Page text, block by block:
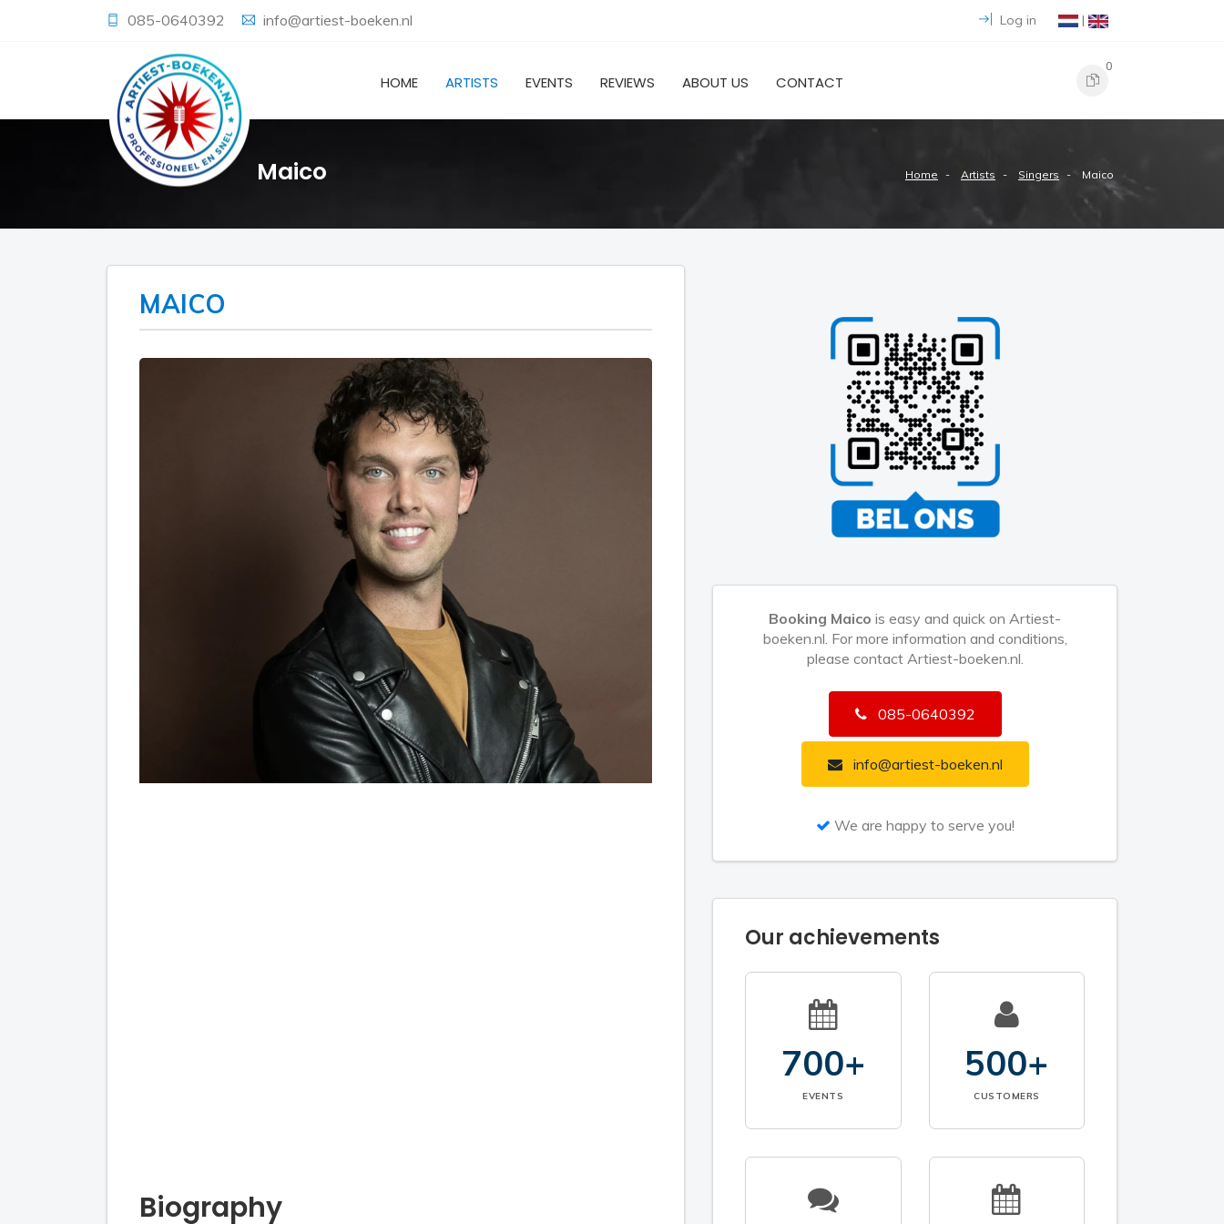
085-0640392 info@artiest-boeken.nl Log in |
HOME ARTISTS EVENTS REVIEWS ABOUT US CONTACT
0
Maico Home Artists Singers Maico
MAICO
Biography
Booking Maico is easy and quick on Artiest-
boeken.nl. For more information and conditions,
please contact Artiest-boeken.nl.
085-0640392
info@artiest-boeken.nl
We are happy to serve you!
Our achievements
700+
EVENTS
500+
CUSTOMERS